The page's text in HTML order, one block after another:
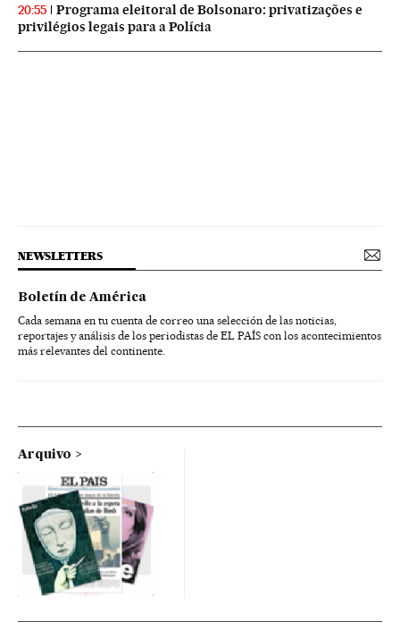
20:55
Programa eleitoral de Bolsonaro: privatizações e
privilégios legais para a Polícia
NEWSLETTERS
Boletín de América
Cada semana en tu cuenta de correo una selección de las noticias,
reportajes y análisis de los periodistas de EL PAÍS con los acontecimientos
más relevantes del continente.
Arquivo